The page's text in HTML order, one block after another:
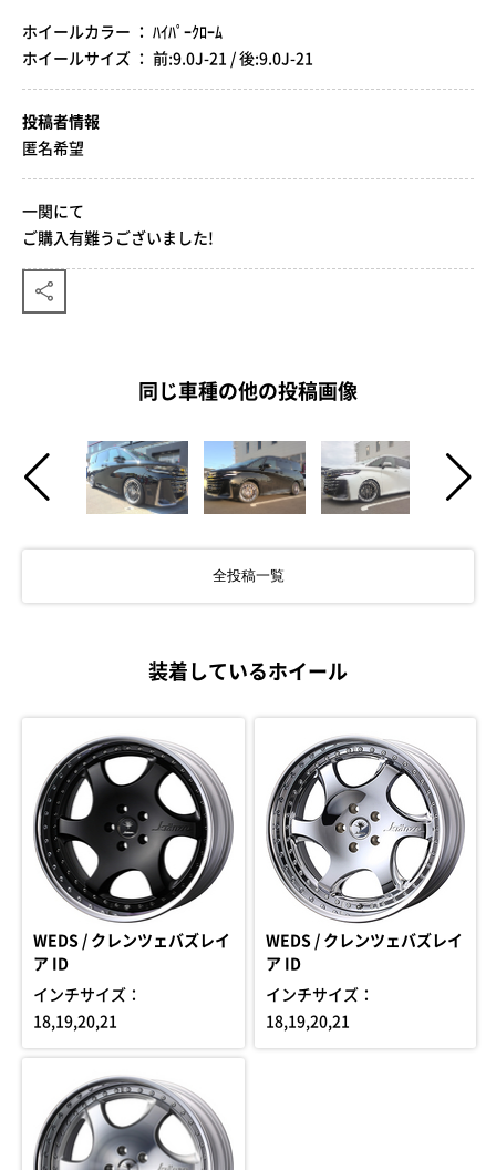
ホイールカラー ： ﾊｲﾊﾟｰｸﾛｰﾑ
ホイールサイズ ： 前:9.0J-21 / 後:9.0J-21
投稿者情報
匿名希望
一関にて
ご購入有難うございました!
同じ車種の他の投稿画像
全投稿一覧
装着しているホイール
WEDS / クレンツェバズレイ
ア ID
インチサイズ：
18,19,20,21
WEDS / クレンツェバズレイ
ア ID
インチサイズ：
18,19,20,21